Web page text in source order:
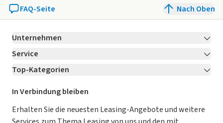
FAQ-Seite Nach Oben
Unternehmen
Über LeasingMarkt.de
Karriere Jetzt bewerben!
Für Händler
Kooperation mit AutoScout24
Service
Kontakt
Ratgeber
Magazin
Top-Kategorien
Leasing Deals
Gebrauchtwagen Leasing
In Verbindung bleiben
Erhalten Sie die neuesten Leasing-Angebote und weitere